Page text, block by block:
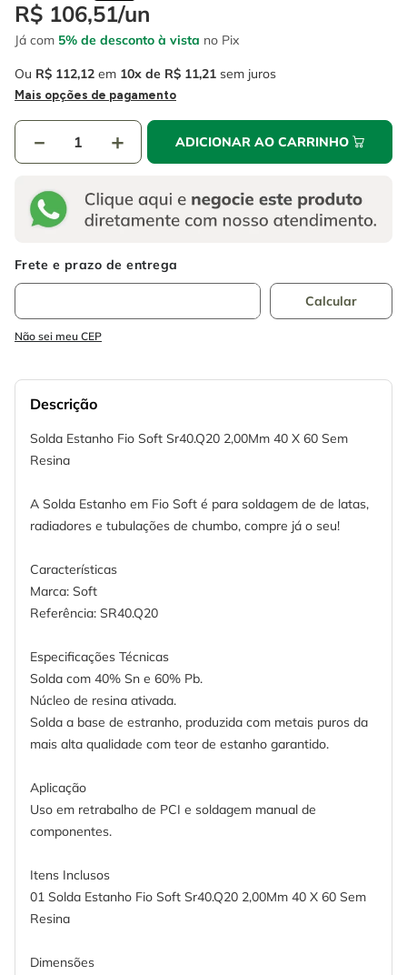
R$ 106,51/un
Já com 5% de desconto à vista no Pix
Ou R$ 112,12 em 10 R$ 11,21 sem juros
Mais opções de pagamento
＋
－ ADICIONAR AO CARRINHO
Não sei meu CEP
Descrição
Solda Estanho Fio Soft Sr40.Q20 2,00Mm 40 X 60 Sem
Resina
A Solda Estanho em Fio Soft é para soldagem de de latas,
radiadores e tubulações de chumbo, compre já o seu!
Características
Marca: Soft
Referência: SR40.Q20
Especificações Técnicas
Solda com 40% Sn e 60% Pb.
Núcleo de resina ativada.
Solda a base de estranho, produzida com metais puros da
mais alta qualidade com teor de estanho garantido.
Aplicação
Uso em retrabalho de PCI e soldagem manual de
componentes.
Itens Inclusos
01 Solda Estanho Fio Soft Sr40.Q20 2,00Mm 40 X 60 Sem
Resina
Dimensões
6 fio
7º chave impacto
8º disco corte
serra copo
º escada
º serra circular
º fio
disco corte
serra copo